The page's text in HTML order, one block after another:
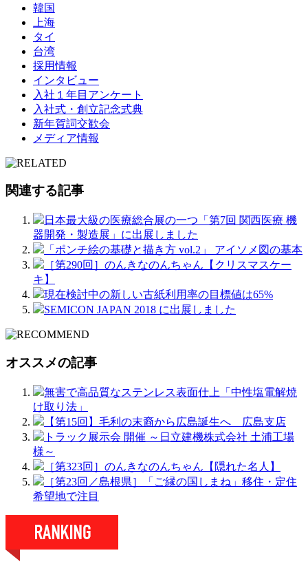
韓国
上海
タイ
台湾
採用情報
インタビュー
入社１年目アンケート
入社式・創立記念式典
新年賀詞交歓会
メディア情報
関連する記事
日本最大級の医療総合展の一つ「第7回 関西医療 機
器開発・製造展」に出展しました
「ポンチ絵の基礎と描き方 vol.2」 アイソメ図の基本
［第290回］のんきなのんちゃん【クリスマスケー
キ】
現在検討中の新しい古紙利用率の目標値は65%
SEMICON JAPAN 2018 に出展しました
オススメの記事
無害で高品質なステンレス表面仕上「中性塩電解焼
け取り法」
【第15回】毛利の末裔から広島誕生へ 広島支店
トラック展示会 開催 ～日立建機株式会社 土浦工場
様～
［第323回］のんきなのんちゃん【隠れた名人】
［第23回／島根県］「ご縁の国しまね」移住・定住
希望地で注目